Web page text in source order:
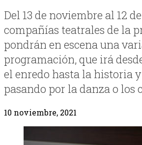
Del 13 de noviembre al 12
compañías teatrales de la
pondrán en escena una
programación, que irá
el enredo hasta la historia
pasando por la danza o los
10 noviembre, 2021